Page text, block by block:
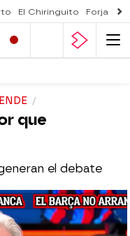
El Chiringuito Forjado
que
el debate